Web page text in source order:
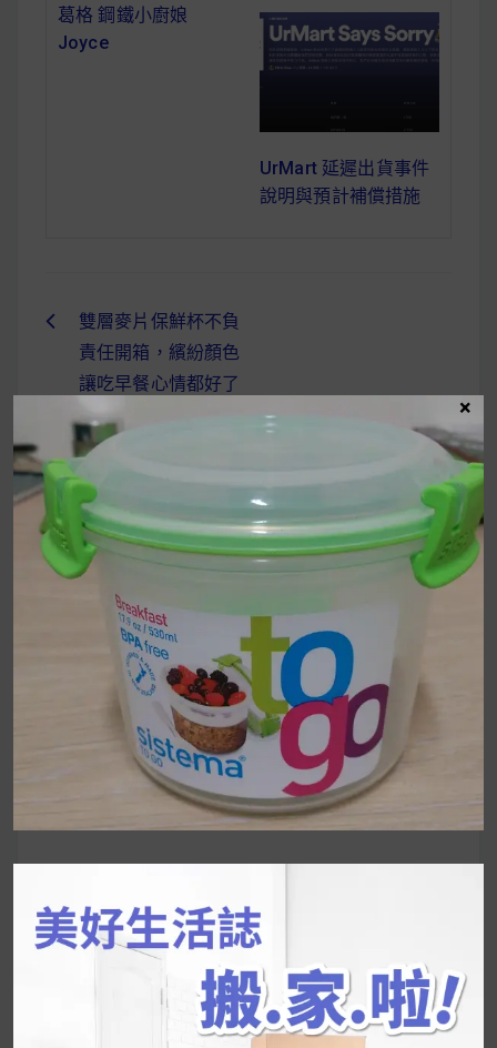
葛格 鋼鐵小廚娘
Joyce
UrMart 延遲出貨事件
說明與預計補償措施
文
覽
雙層麥片保鮮杯不負
責任開箱，繽紛顏色
讓吃早餐心情都好了
起來（sistema /
coolgear 雙品牌開
箱）
UrMart 為你打造理想生活
字:
韓國人為什麼不容易胖？
揭秘明星、網紅熱
推的MZ Diet ！
好吃的蛋白點心還有好玩的運動小遊戲！今年過
×